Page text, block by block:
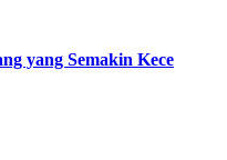
yang Semakin Kece